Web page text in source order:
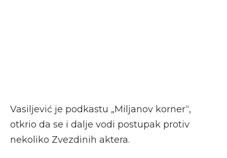
Vasiljević je podkastu „Miljanov korner“,
otkrio da se i dalje vodi postupak protiv
nekoliko Zvezdinih aktera.